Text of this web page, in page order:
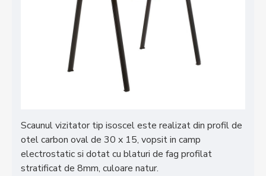
Scaunul vizitator tip isoscel este realizat din profil de
otel carbon oval de 30 x 15, vopsit in camp
electrostatic si dotat cu blaturi de fag profilat
stratificat de 8mm, culoare natur.